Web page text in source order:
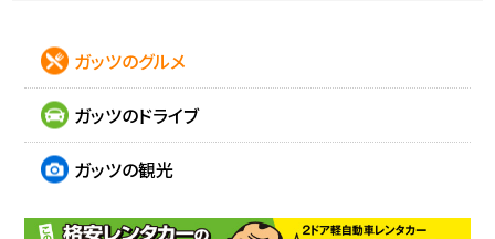
ガッツのグルメ
ガッツのドライブ
ガッツの観光